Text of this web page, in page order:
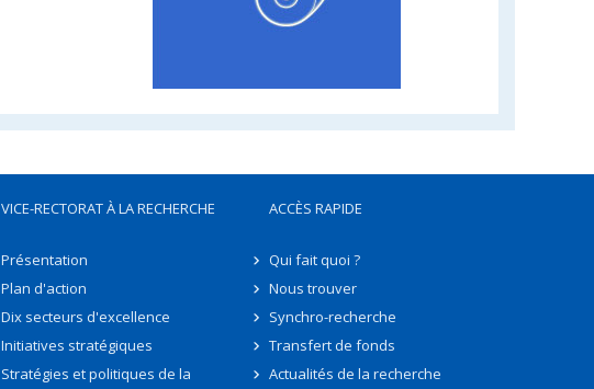
VICE-RECTORAT À LA RECHERCHE
Présentation
Plan d'action
Dix secteurs d'excellence
Initiatives stratégiques
Stratégies et politiques de la
ACCÈS RAPIDE
Qui fait quoi ?
Nous trouver
Synchro-recherche
Transfert de fonds
Actualités de la recherche